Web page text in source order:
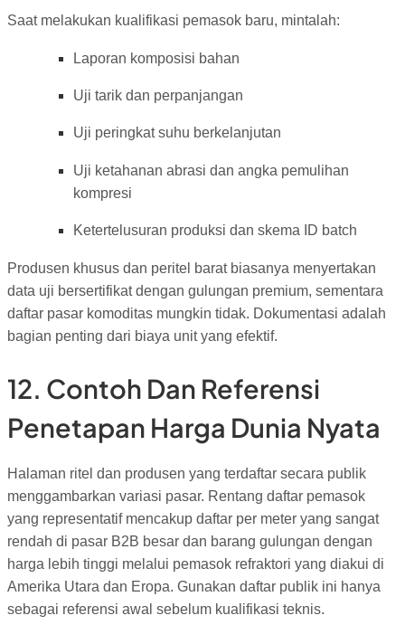
Saat melakukan kualifikasi pemasok baru, mintalah:
Laporan komposisi bahan
Uji tarik dan perpanjangan
Uji peringkat suhu berkelanjutan
Uji ketahanan abrasi dan angka pemulihan
kompresi
Ketertelusuran produksi dan skema ID batch
Produsen khusus dan peritel barat biasanya menyertakan
data uji bersertifikat dengan gulungan premium, sementara
daftar pasar komoditas mungkin tidak. Dokumentasi adalah
bagian penting dari biaya unit yang efektif.
12. Contoh Dan Referensi
Penetapan Harga Dunia Nyata
Halaman ritel dan produsen yang terdaftar secara publik
menggambarkan variasi pasar. Rentang daftar pemasok
yang representatif mencakup daftar per meter yang sangat
rendah di pasar B2B besar dan barang gulungan dengan
harga lebih tinggi melalui pemasok refraktori yang diakui di
Amerika Utara dan Eropa. Gunakan daftar publik ini hanya
sebagai referensi awal sebelum kualifikasi teknis.